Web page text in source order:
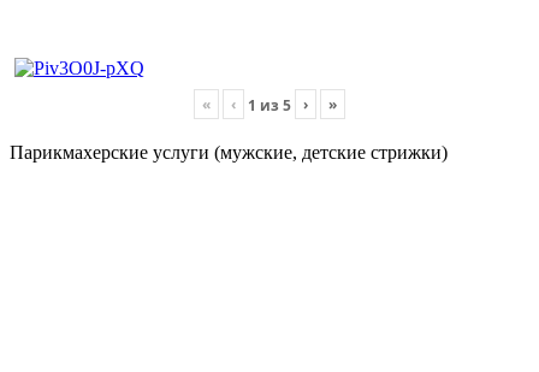
« ‹ 1 из 5 › »
Парикмахерские услуги (мужские, детские стрижки)